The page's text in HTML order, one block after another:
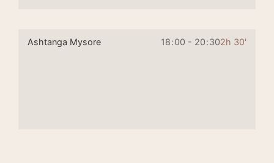
Ashtanga Mysore 18:00 - 20:302h 30'